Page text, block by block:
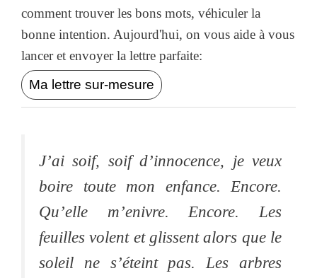
comment trouver les bons mots, véhiculer la
bonne intention. Aujourd'hui, on vous aide à vous
lancer et envoyer la lettre parfaite:
Ma lettre sur-mesure
J’ai soif, soif d’innocence, je veux
boire toute mon enfance. Encore.
Qu’elle m’enivre. Encore. Les
feuilles volent et glissent alors que le
soleil ne s’éteint pas. Les arbres